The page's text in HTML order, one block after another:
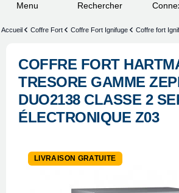
Menu Rechercher
Accueil Coffre Fort Coffre Fort Ignifuge Coffre fort
COFFRE FORT
TRESORE GAMME
DUO2138 CLASSE 2
ÉLECTRONIQUE Z03
LIVRAISON GRATUITE